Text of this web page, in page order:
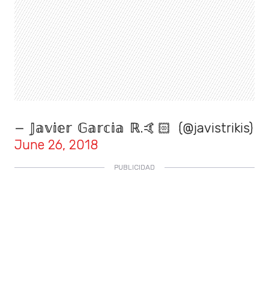
— 𝕁𝕒𝕧𝕚𝕖𝕣 𝔾𝕒𝕣𝕔𝕚𝕒 ℝ.🤙🏻 (@javistrikis)
June 26, 2018